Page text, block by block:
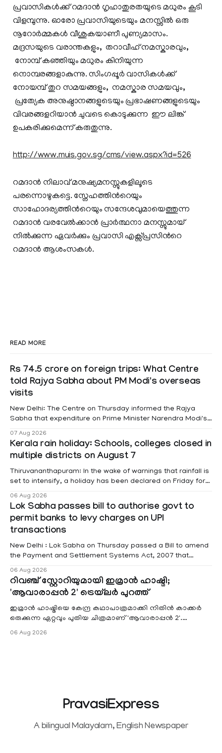
പ്രവാസികള്‍ക്ക് റമദാന്‍ ഗൃഹാതുരതയുടെ മധുരം കൂടി
വിളമ്പുന്നു. ഓരോ പ്രവാസിയുടെയും മനസ്സില്‍ ഒരു
നൂറോര്‍മ്മകള്‍ വീശുകയാണീ പുണ്യമാസം.
മദ്രസയുടെ വരാന്തകളും, തറാവീഹ് നമസ്കാരവും,
നോമ്പ് കഞ്ഞിയും മധുരം കിനിയുന്ന
നൊമ്പരങ്ങളാകുന്നു. സിംഗപ്പൂര്‍ വാസികള്‍ക്ക്
നോയമ്പ് തുറ സമയങ്ങളും, നമസ്കാര സമയവും,
പ്രത്യേക അനുഷ്ഠാനങ്ങളുടെയും പ്രഭാഷണങ്ങളുടെയും
വിവരങ്ങളറിയാന്‍ ചുവടെ കൊടുക്കുന്ന ഈ ലിങ്ക്
ഉപകരിക്കുമെന്ന് കരുതുന്നു.
http://www.muis.gov.sg/cms/view.aspx?id=526
റമദാന്‍ നിലാവ് മനുഷ്യമനസ്സുകളിലൂടെ
പരന്നൊഴുകട്ടെ. സ്നേഹത്തിന്‍റെയും
സാഹോദര്യത്തിന്‍റെയും സന്ദേശവുമായെത്തുന്ന
റമദാന്‍ വരവേല്‍ക്കാന്‍ പ്രാര്‍ത്ഥനാ മനസ്സുമായ്
നില്‍ക്കുന്ന ഏവര്‍ക്കും പ്രവാസി എക്സ്പ്രസിന്‍റെ
റമദാന്‍ ആശംസകള്‍.
READ MORE
Rs 74.5 crore on foreign trips: What Centre
told Rajya Sabha about PM Modi's overseas
visits
New Delhi: The Centre on Thursday informed the Rajya
Sabha that expenditure on Prime Minister Narendra Modi's
information was provided by Minister of State for External
Affairs Pabitra Margherita in a written reply to questions
raised
07 Aug 2026
Kerala rain holiday: Schools, colleges closed in
multiple districts on August 7
Thiruvananthapuram: In the wake of warnings that rainfall is
set to intensify, a holiday has been declared on Friday for
Kottayam, Wayanad and Kasaragod districts. Meanwhile, a
red alert remains in place on Thursday for Kottayam,
Pathanamtitta and Idukki districts. Following a red alert on
06 Aug 2026
Lok Sabha passes bill to authorise govt to
permit banks to levy charges on UPI
transactions
New Delhi : Lok Sabha on Thursday passed a Bill to amend
the Payment and Settlement Systems Act, 2007 that
service providers to levy charges on payments through
unified payments interface (UPI) and other notified
electronic payment modes. The amendment passed by the
06 Aug 2026
റിവഞ്ച് സ്റ്റോറിയുമായി ഇമ്രാൻ ഹാഷ്മി;
'ആവാരാപ്പൻ 2' ട്രെയ്‌ലർ പുറത്ത്
ഇമ്രാൻ ഹാഷ്മിയെ കേന്ദ്ര കഥാപാത്രമാക്കി നിതിൻ കാക്കർ
ഒരുക്കുന്ന ഏറ്റവും പുതിയ ചിത്രമാണ് 'ആവാരാപ്പൻ 2'.
06 Aug 2026
PravasiExpress
A bilingual Malayalam, English Newspaper